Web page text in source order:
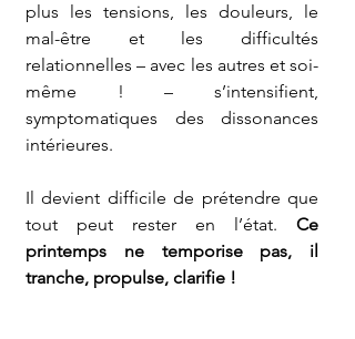
plus les tensions, les douleurs, le
mal-être et les difficultés
relationnelles – avec les autres et soi-
même ! – s’intensifient,
symptomatiques des dissonances
intérieures.
Il devient difficile de prétendre que
tout peut rester en l’état. Ce
printemps ne temporise pas, il
tranche, propulse, clarifie !